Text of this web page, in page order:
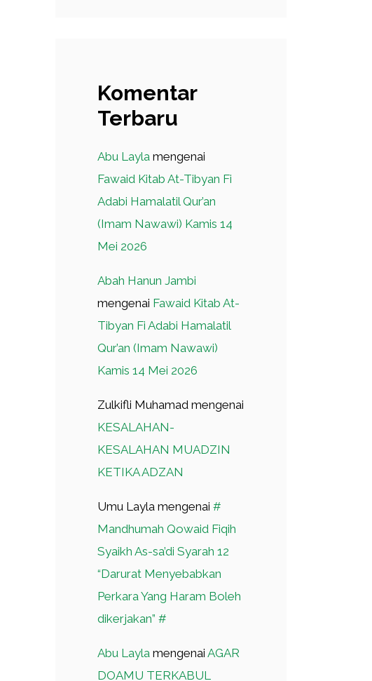
Komentar
Terbaru
Abu Layla mengenai
Fawaid Kitab At-Tibyan Fi
Adabi Hamalatil Qur’an
(Imam Nawawi) Kamis 14
Mei 2026
Abah Hanun Jambi
mengenai Fawaid Kitab At-
Tibyan Fi Adabi Hamalatil
Qur’an (Imam Nawawi)
Kamis 14 Mei 2026
Zulkifli Muhamad mengenai
KESALAHAN-
KESALAHAN MUADZIN
KETIKA ADZAN
Umu Layla mengenai #
Mandhumah Qowaid Fiqih
Syaikh As-sa’di Syarah 12
“Darurat Menyebabkan
Perkara Yang Haram Boleh
dikerjakan” #
Abu Layla mengenai AGAR
DOAMU TERKABUL